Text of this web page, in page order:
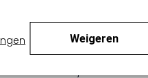
Weigeren
ASSEMVIP